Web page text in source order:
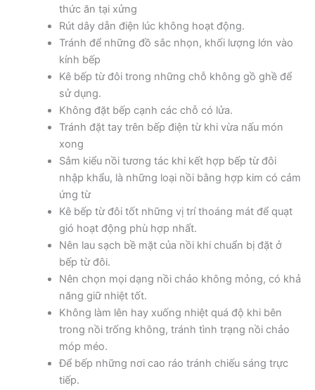
thức ăn tại xửng
Rút dây dẫn điện lúc không hoạt động.
Tránh để những đồ sắc nhọn, khối lượng lớn vào
kính bếp
Kê bếp từ đôi trong những chỗ không gồ ghề để
sử dụng.
Không đặt bếp cạnh các chỗ có lửa.
Tránh đặt tay trên bếp điện từ khi vừa nấu món
xong
Sắm kiểu nồi tương tác khi kết hợp bếp từ đôi
nhập khẩu, là những loại nồi bằng hợp kim có cảm
ứng từ
Kê bếp từ đôi tốt những vị trí thoáng mát để quạt
gió hoạt động phù hợp nhất.
Nên lau sạch bề mặt của nồi khi chuẩn bị đặt ở
bếp từ đôi.
Nên chọn mọi dạng nồi chảo không mỏng, có khả
năng giữ nhiệt tốt.
Không làm lên hay xuống nhiệt quá độ khi bên
trong nồi trống không, tránh tình trạng nồi chảo
móp méo.
Để bếp những nơi cao ráo tránh chiếu sáng trực
tiếp.